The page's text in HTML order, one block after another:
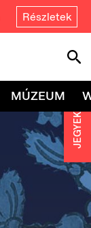
Részletek
MÚZEUM
JEGYEK